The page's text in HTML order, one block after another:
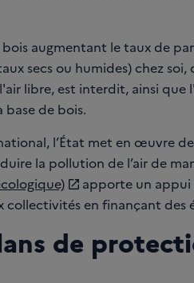
bois augmentant le taux de
secs ou humides) chez
libre, est interdit, ainsi
base de bois.
l’État met en œuvre
la pollution de l’air de
apporte un appui
collectivités en finançant
de